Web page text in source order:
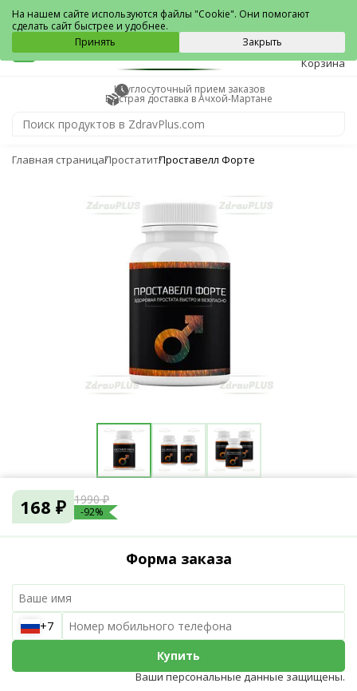
Ачхой-Мартан
0
Корзина
Круглосуточный прием заказов
Быстрая доставка в Ачхой-Мартане
Главная страницаПростатитПроставелл Форте
168 ₽ 1990 ₽
-92%
Форма заказа
+7
Купить
Ваши персональные данные защищены.
На нашем сайте используются файлы "Cookie". Они помогают
сделать сайт быстрее и удобнее.
Принять
Закрыть